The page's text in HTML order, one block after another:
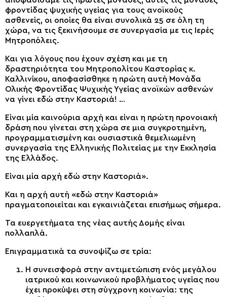
φροντίδας ψυχικής υγείας για τους ανοϊκούς
ασθενείς, οι οποίες θα είναι συνολικά 25 σε όλη τη
χώρα, να τις ξεκινήσουμε σε συνεργασία με τις Ιερές
Μητροπόλεις.
Και για λόγους που έχουν σχέση και με τη
δραστηριότητα του Μητροπολίτου Καστορίας κ.
Καλλινίκου, αποφασίσθηκε η πρώτη αυτή Μονάδα
Ολικής Φροντίδας Ψυχικής Υγείας ανοϊκών ασθενών
να γίνει εδώ στην Καστοριά! …
Είναι μία καινούρια αρχή και είναι η πρώτη προνοιακή
δράση που γίνεται στη χώρα σε μια συγκροτημένη,
προγραμματισμένη και ουσιαστικά θεμελιωμένη
συνεργασία της Ελληνικής Πολιτείας με την Εκκλησία
της Ελλάδος.
Είναι μία αρχή εδώ στην Καστοριά».
Και η αρχή αυτή «εδώ στην Καστοριά»
πραγματοποιείται και εγκαινιάζεται επισήμως σήμερα.
Τα ευεργετήματα της νέας αυτής Δομής είναι
πολλαπλά.
Επιγραμματικά τα συνοψίζω σε τρία:
Η συνεισφορά στην αντιμετώπιση ενός μεγάλου
ιατρικού και κοινωνικού προβλήματος υγείας που
έχει προκύψει στη σύγχρονη κοινωνία: της